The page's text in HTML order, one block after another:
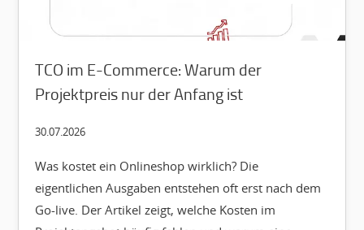
TCO im E-Commerce: Warum der
Projektpreis nur der Anfang ist
30.07.2026
Was kostet ein Onlineshop wirklich? Die
eigentlichen Ausgaben entstehen oft erst nach dem
Go-live. Der Artikel zeigt, welche Kosten im